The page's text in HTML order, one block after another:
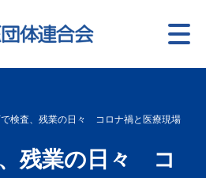
検査、残業の日々 コロナ禍と医療現場
残業の日々 コ